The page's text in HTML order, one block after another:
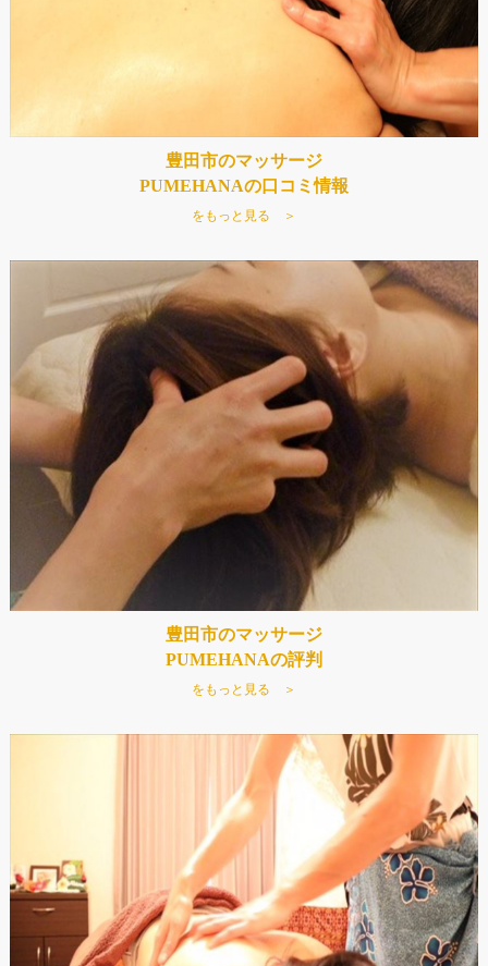
豊田市のマッサージ
PUMEHANAの口コミ情報
をもっと見る ＞
豊田市のマッサージ
PUMEHANAの評判
をもっと見る ＞